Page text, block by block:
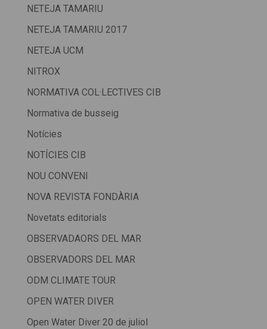
NETEJA TAMARIU
NETEJA TAMARIU 2017
NETEJA UCM
NITROX
NORMATIVA COL·LECTIVES CIB
Normativa de busseig
Notícies
NOTÍCIES CIB
NOU CONVENI
NOVA REVISTA FONDÀRIA
Novetats editorials
OBSERVADAORS DEL MAR
OBSERVADORS DEL MAR
ODM CLIMATE TOUR
OPEN WATER DIVER
Open Water Diver 20 de juliol